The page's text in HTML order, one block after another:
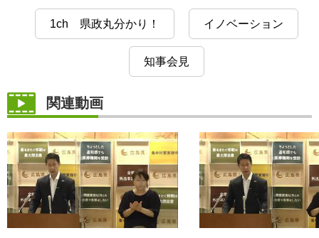
1ch 県政丸分かり！ イノベーション
知事会見
関連動画